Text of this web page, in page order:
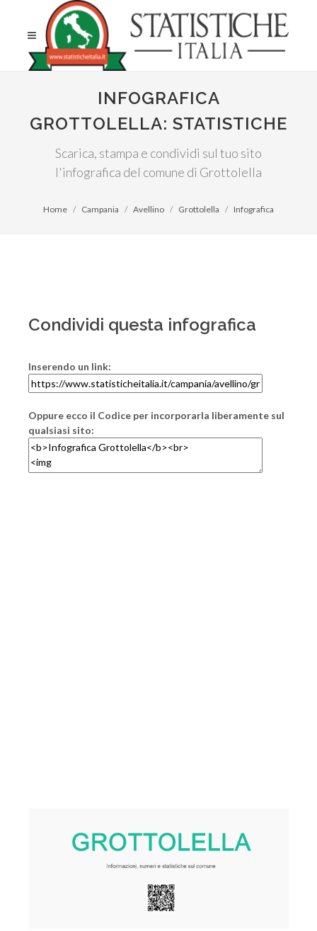
INFOGRAFICA
GROTTOLELLA: STATISTICHE
Scarica, stampa e condividi sul tuo sito
l'infografica del comune di Grottolella
Home Campania Avellino Grottolella Infografica
Condividi questa infografica
Inserendo un link:
Oppure ecco il Codice per incorporarla liberamente sul
qualsiasi sito: